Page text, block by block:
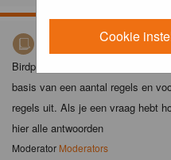
Cookie
Birdpix spelregels
Birdpix is niet zomaar een foto-
basis van een aantal regels en
regels uit. Als je een vraag hebt
hier alle antwoorden
Moderator Moderators